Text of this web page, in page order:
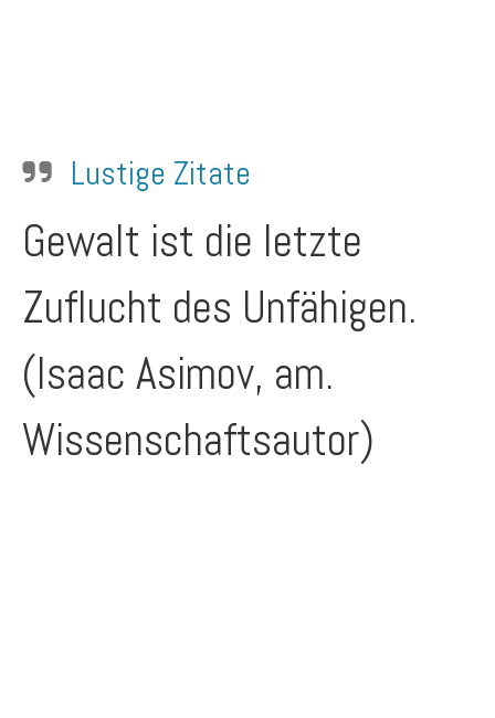
Lustige Zitate
Gewalt ist die letzte
Zuflucht des Unfähigen.
(Isaac Asimov, am.
Wissenschaftsautor)